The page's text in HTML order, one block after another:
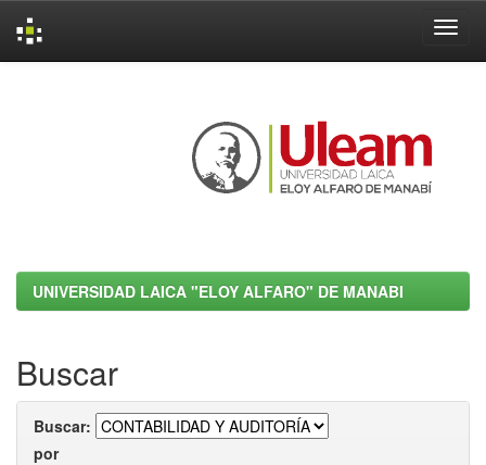
UNIVERSIDAD LAICA "ELOY ALFARO" DE MANABI
Buscar
Buscar:
por